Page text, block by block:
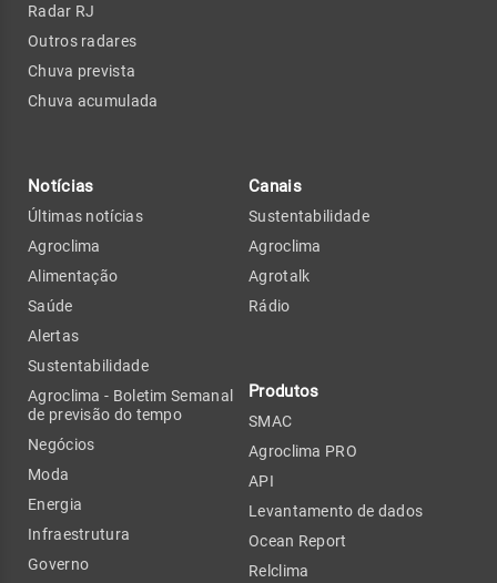
Radar RJ
Outros radares
Chuva prevista
Chuva acumulada
Notícias
Últimas notícias
Agroclima
Alimentação
Saúde
Alertas
Sustentabilidade
Agroclima - Boletim Semanal
de previsão do tempo
Negócios
Moda
Energia
Infraestrutura
Governo
Canais
Sustentabilidade
Agroclima
Agrotalk
Rádio
Produtos
SMAC
Agroclima PRO
API
Levantamento de dados
Ocean Report
Relclima